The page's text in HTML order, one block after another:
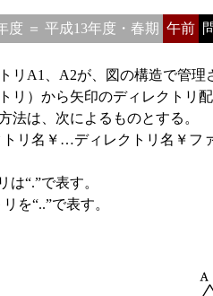
度 ＝ 平成13年度・春期 午前
リA1、A2が、図の構造で管
リ）から矢印のディレクトリ
は、次によるものとする。
リ名￥…ディレクトリ名￥フ
“.”で表す。
を“..”で表す。